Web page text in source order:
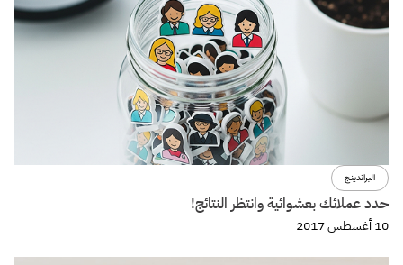
البراندينج
حدد عملائك بعشوائية وانتظر النتائج!
10 أغسطس 2017